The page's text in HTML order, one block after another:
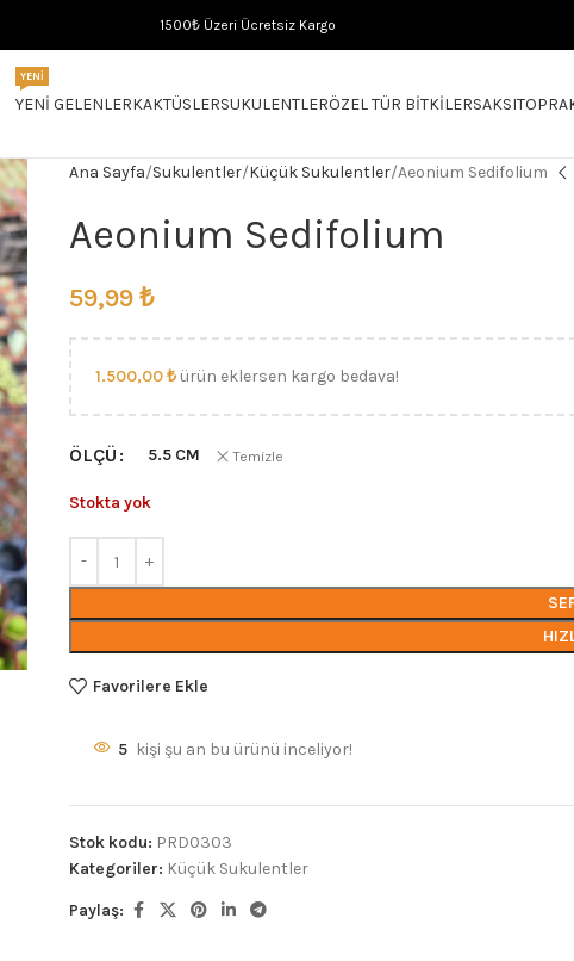
1500₺ Üzeri Ücretsiz Kargo
YENI GELENLER
YENI
KAKTÜSLERSUKULENTLERÖZEL TÜR BITKILERSAKSI
Ana Sayfa Sukulentler Küçük Sukulentler Aeonium Sedifolium
Aeonium Sedifolium
59,99 ₺
1.500,00₺ ürün eklersen kargo bedava!
ÖLÇÜ 5.5 CM Temizle
Stokta yok
Favorilere Ekle
5 kişi şu an bu ürünü inceliyor!
Stok kodu: PRD0303
Kategoriler: Küçük Sukulentler
Paylaş: